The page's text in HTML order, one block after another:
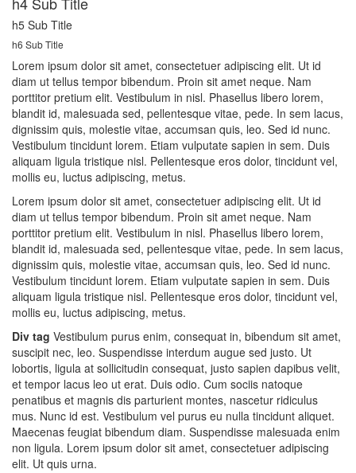
h5 Sub Title
h6 Sub Title
Lorem ipsum dolor sit amet, consectetuer adipiscing elit. Ut id
diam ut tellus tempor bibendum. Proin sit amet neque. Nam
porttitor pretium elit. Vestibulum in nisl. Phasellus libero lorem,
blandit id, malesuada sed, pellentesque vitae, pede. In sem lacus,
dignissim quis, molestie vitae, accumsan quis, leo. Sed id nunc.
Vestibulum tincidunt lorem. Etiam vulputate sapien in sem. Duis
aliquam ligula tristique nisl. Pellentesque eros dolor, tincidunt vel,
mollis eu, luctus adipiscing, metus.
Lorem ipsum dolor sit amet, consectetuer adipiscing elit. Ut id
diam ut tellus tempor bibendum. Proin sit amet neque. Nam
porttitor pretium elit. Vestibulum in nisl. Phasellus libero lorem,
blandit id, malesuada sed, pellentesque vitae, pede. In sem lacus,
dignissim quis, molestie vitae, accumsan quis, leo. Sed id nunc.
Vestibulum tincidunt lorem. Etiam vulputate sapien in sem. Duis
aliquam ligula tristique nisl. Pellentesque eros dolor, tincidunt vel,
mollis eu, luctus adipiscing, metus.
Div tag Vestibulum purus enim, consequat in, bibendum sit amet,
suscipit nec, leo. Suspendisse interdum augue sed justo. Ut
lobortis, ligula at sollicitudin consequat, justo sapien dapibus velit,
et tempor lacus leo ut erat. Duis odio. Cum sociis natoque
penatibus et magnis dis parturient montes, nascetur ridiculus
mus. Nunc id est. Vestibulum vel purus eu nulla tincidunt aliquet.
Maecenas feugiat bibendum diam. Suspendisse malesuada enim
non ligula. Lorem ipsum dolor sit amet, consectetuer adipiscing
elit. Ut quis urna.